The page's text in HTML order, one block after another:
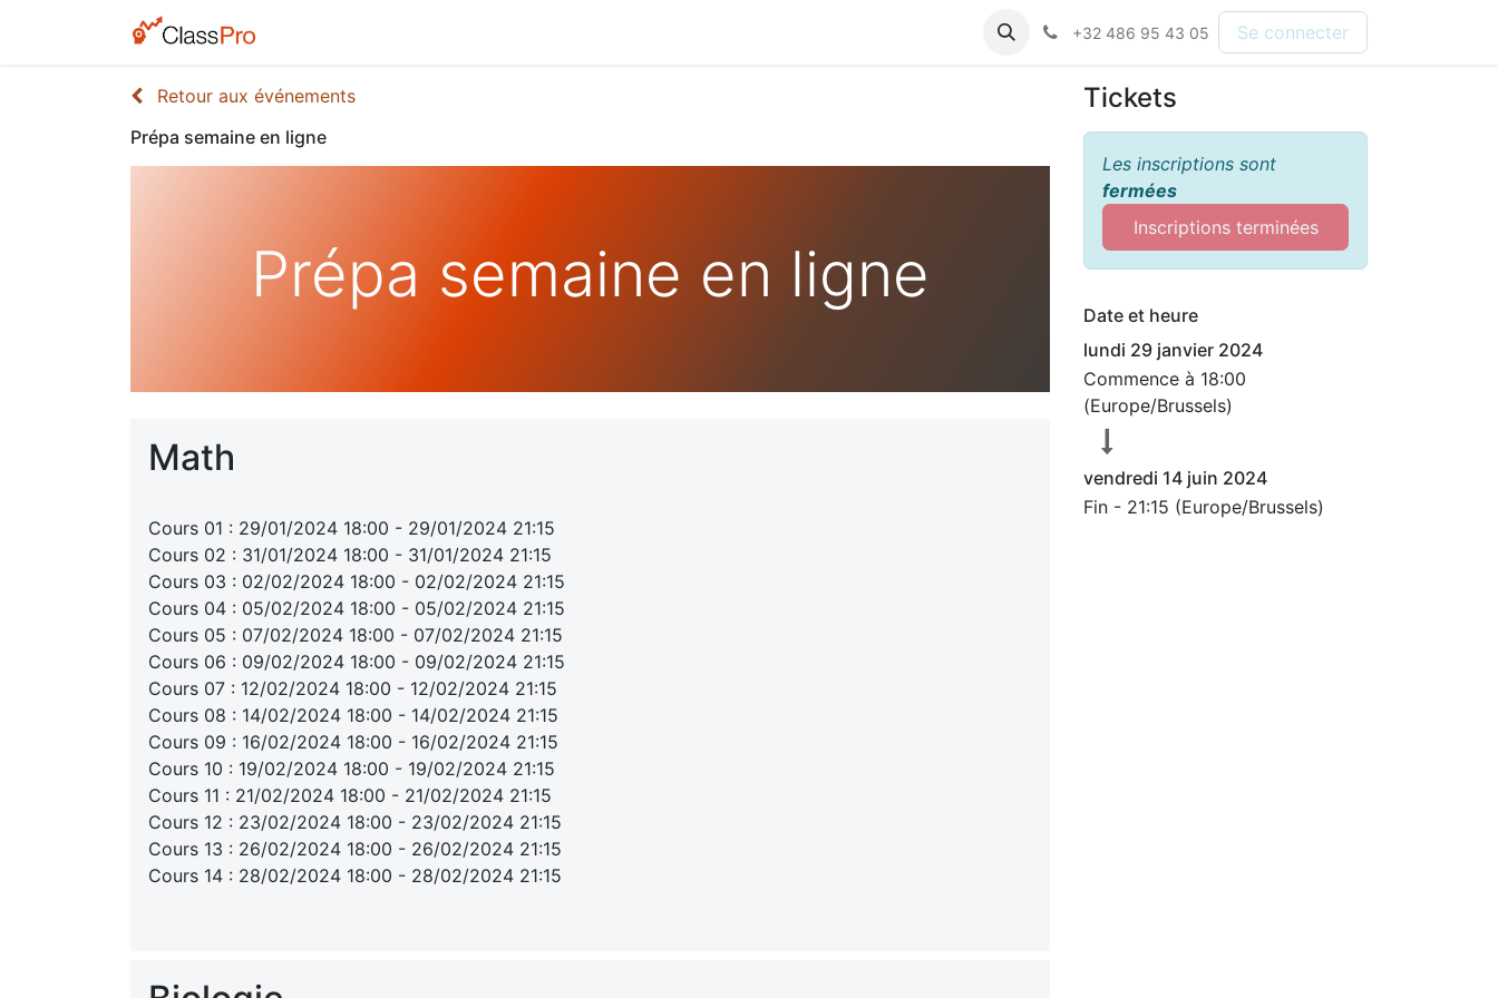
+32 486 95 43 05 Se connecter
Retour aux événements
Prépa semaine en ligne
Prépa semaine en ligne
Math
Cours 01 : 29/01/2024 18:00 - 29/01/2024 21:15
Cours 02 : 31/01/2024 18:00 - 31/01/2024 21:15
Cours 03 : 02/02/2024 18:00 - 02/02/2024 21:15
Cours 04 : 05/02/2024 18:00 - 05/02/2024 21:15
Cours 05 : 07/02/2024 18:00 - 07/02/2024 21:15
Cours 06 : 09/02/2024 18:00 - 09/02/2024 21:15
Cours 07 : 12/02/2024 18:00 - 12/02/2024 21:15
Cours 08 : 14/02/2024 18:00 - 14/02/2024 21:15
Cours 09 : 16/02/2024 18:00 - 16/02/2024 21:15
Cours 10 : 19/02/2024 18:00 - 19/02/2024 21:15
Cours 11 : 21/02/2024 18:00 - 21/02/2024 21:15
Cours 12 : 23/02/2024 18:00 - 23/02/2024 21:15
Cours 13 : 26/02/2024 18:00 - 26/02/2024 21:15
Cours 14 : 28/02/2024 18:00 - 28/02/2024 21:15
Tickets
Les inscriptions sont
fermées
Inscriptions terminées
Date et heure
lundi 29 janvier 2024
Commence à 18:00
(Europe/Brussels)
vendredi 14 juin 2024
Fin - 21:15 (Europe/Brussels)